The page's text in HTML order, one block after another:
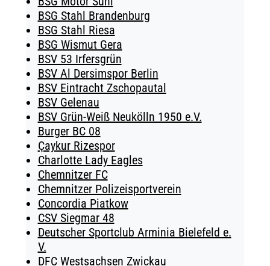
BSG Stahl Brandenburg
BSG Stahl Riesa
BSG Wismut Gera
BSV 53 Irfersgrün
BSV Al Dersimspor Berlin
BSV Eintracht Zschopautal
BSV Gelenau
BSV Grün-Weiß Neukölln 1950 e.V.
Burger BC 08
Çaykur Rizespor
Charlotte Lady Eagles
Chemnitzer FC
Chemnitzer Polizeisportverein
Concordia Piatkow
CSV Siegmar 48
Deutscher Sportclub Arminia Bielefeld e.
V.
DFC Westsachsen Zwickau